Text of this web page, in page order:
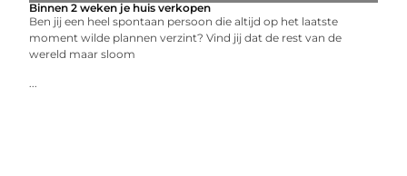
Binnen 2 weken je huis verkopen
Ben jij een heel spontaan persoon die altijd op het laatste
moment wilde plannen verzint? Vind jij dat de rest van de
wereld maar sloom
...